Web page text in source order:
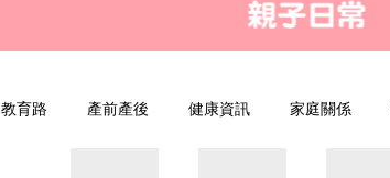
教育路 產前產後 健康資訊 家庭關係